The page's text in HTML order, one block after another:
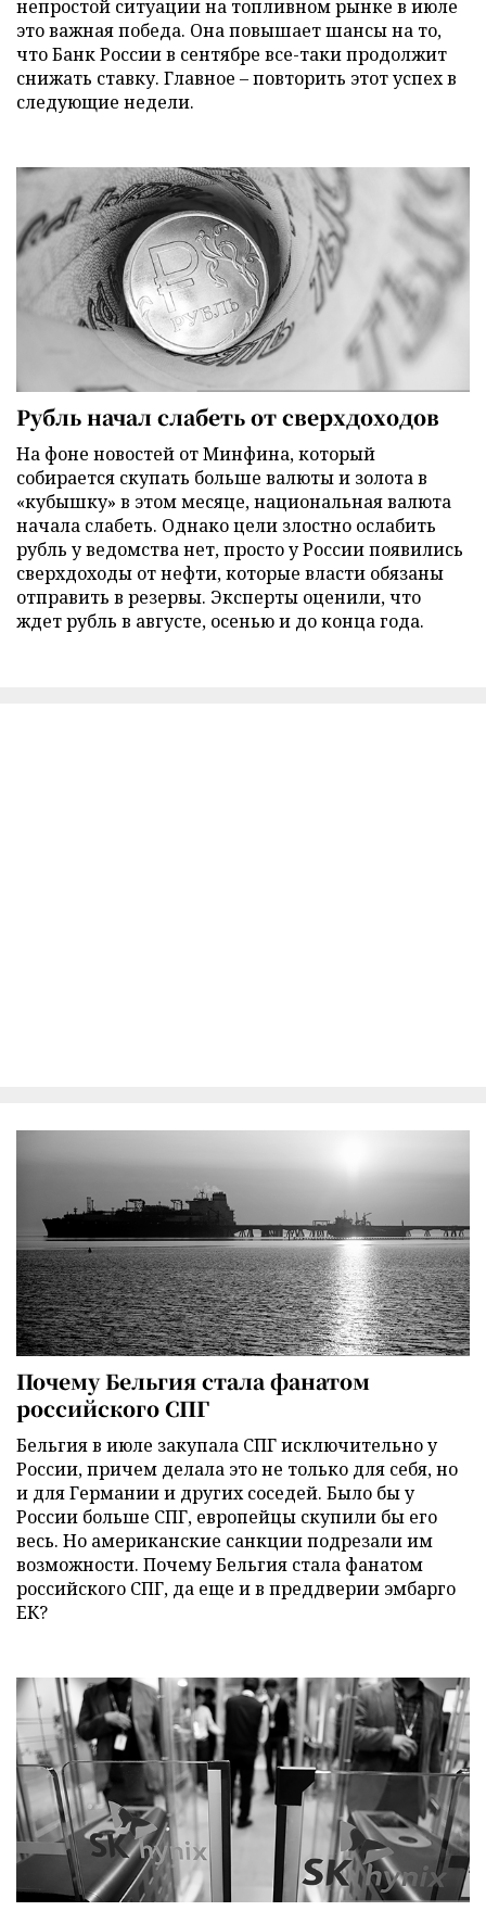
непростой ситуации на топливном рынке в июле
это важная победа. Она повышает шансы на то,
что Банк России в сентябре все-таки продолжит
снижать ставку. Главное – повторить этот успех в
следующие недели.
Рубль начал слабеть от сверхдоходов
На фоне новостей от Минфина, который
собирается скупать больше валюты и золота в
«кубышку» в этом месяце, национальная валюта
начала слабеть. Однако цели злостно ослабить
рубль у ведомства нет, просто у России появились
сверхдоходы от нефти, которые власти обязаны
отправить в резервы. Эксперты оценили, что
ждет рубль в августе, осенью и до конца года.
Почему Бельгия стала фанатом
российского СПГ
Бельгия в июле закупала СПГ исключительно у
России, причем делала это не только для себя, но
и для Германии и других соседей. Было бы у
России больше СПГ, европейцы скупили бы его
весь. Но американские санкции подрезали им
возможности. Почему Бельгия стала фанатом
российского СПГ, да еще и в преддверии эмбарго
ЕК?